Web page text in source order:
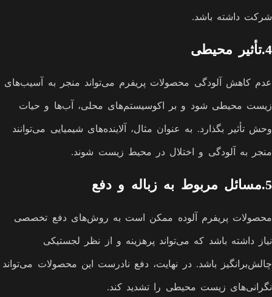
شرکت داشته باشد.
4.تأثیر محیطی
عدم کاهش آلودگی محصولات پریفرم می‌تواند منجر به آسیب‌های
زیست محیطی شود و بر اکوسیستم‌های محلی، آب‌ها و حیات
وحش تأثیر بگذارد. به عنوان مثال، آلاینده‌های شیمیایی می‌توانند
منجر به آلودگی و اختلال در محیط زیست شوند.
5.مسائل مربوط به زباله و دفع
محصولات پریفرم آلوده ممکن است به روش‌های دفع تخصصی
نیاز داشته باشد که می‌تواند پرهزینه و از نظر لجستیکی
چالش‌برانگیز باشد. در نهایت، دفع نادرست این محصولات می‌تواند
نگرانی‌های زیست محیطی را تشدید کند.